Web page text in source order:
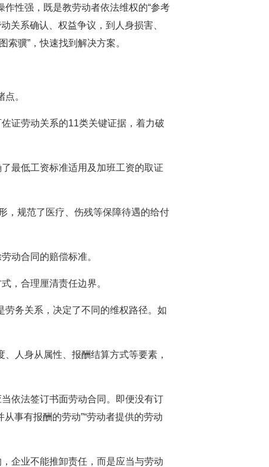
性强，既是教劳动者依法维权的“参考
关系确认、权益争议，到人身损害、
骥”，快速找到解决方案。
。
证劳动关系的11类关键证据，着力破
最低工资标准适用及加班工资的取证
，规范了医疗、伤残等保障待遇的给付
动合同的赔偿标准。
，合理厘清责任边界。
务关系，决定了不同的维权路径。如
人身从属性、报酬结算方式等要素，
依法签订书面劳动合同。即便没有订
事有报酬的劳动”“劳动者提供的劳动
企业不能推卸责任，而是应当与劳动